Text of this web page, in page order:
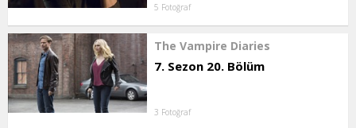
5 Fotoğraf
The Vampire Diaries
7. Sezon 20. Bölüm
3 Fotoğraf